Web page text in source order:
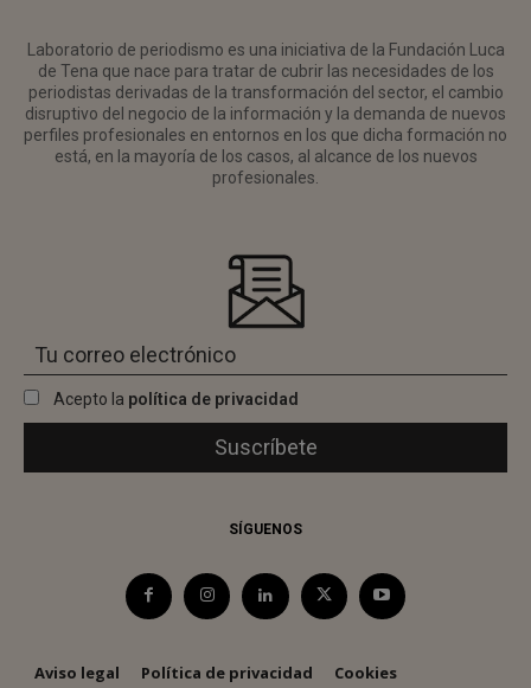
Laboratorio de periodismo es una iniciativa de la Fundación Luca
de Tena que nace para tratar de cubrir las necesidades de los
periodistas derivadas de la transformación del sector, el cambio
disruptivo del negocio de la información y la demanda de nuevos
perfiles profesionales en entornos en los que dicha formación no
está, en la mayoría de los casos, al alcance de los nuevos
profesionales.
Acepto la política de privacidad
SÍGUENOS
Aviso legal Política de privacidad Cookies